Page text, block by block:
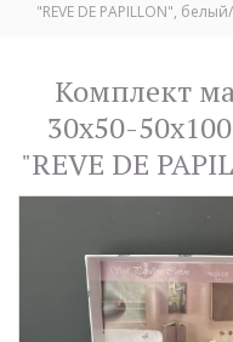
"REVE DE PAPILLON",
Комплект махровых полотенец
30x50-
"REVE DE